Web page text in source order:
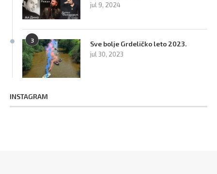
jul 9, 2024
3 Sve bolje Grdeličko leto 2023.
jul 30, 2023
INSTAGRAM